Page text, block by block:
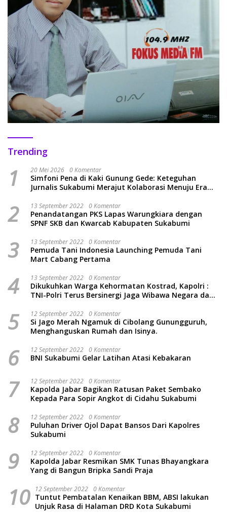
Trending
1 20 Mei 2026 0 Komentar
Simfoni Pena di Kaki Gunung Gede: Keteguhan
Jurnalis Sukabumi Merajut Kolaborasi Menuju Era
2 13 September 2022 0 Komentar
Penandatangan PKS Lapas Warungkiara dengan
SPNF SKB dan Kwarcab Kabupaten Sukabumi
3 13 September 2022 0 Komentar
Pemuda Tani Indonesia Launching Pemuda Tani
Mart Cabang Pertama
4 13 September 2022 0 Komentar
Dikukuhkan Warga Kehormatan Kostrad, Kapolri :
TNI-Polri Terus Bersinergi Jaga Wibawa Negara dan
5 12 September 2022 0 Komentar
Si Jago Merah Ngamuk di Cibolang Gunungguruh,
Menghanguskan Rumah dan Isinya.
6 12 September 2022 0 Komentar
BNI Sukabumi Gelar Latihan Atasi Kebakaran
7 12 September 2022 0 Komentar
Kapolda Jabar Bagikan Ratusan Paket Sembako
Kepada Para Sopir Angkot di Cidahu Sukabumi
8 12 September 2022 0 Komentar
Puluhan Driver Ojol Dapat Bansos Dari Kapolres
Sukabumi
9 12 September 2022 0 Komentar
Kapolda Jabar Resmikan SMK Tunas Bhayangkara
Yang di Bangun Bripka Sandi Praja
10 12 September 2022 0 Komentar
Tuntut Pembatalan Kenaikan BBM, ABSI lakukan
Unjuk Rasa di Halaman DRD Kota Sukabumi